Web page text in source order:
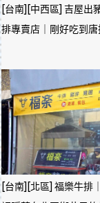
[台南][中西區] 吉屋出
排專賣店｜剛好吃到
[台南][北區] 福樂牛排